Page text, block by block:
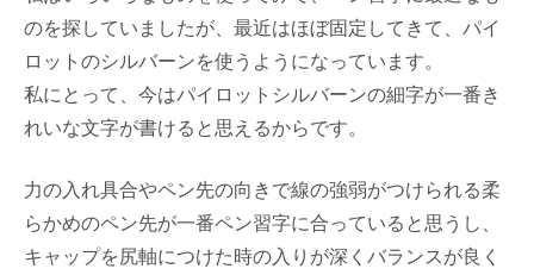
のを探していましたが、最近はほぼ固定してきて、パイ
ロットのシルバーンを使うようになっています。
私にとって、今はパイロットシルバーンの細字が一番き
れいな文字が書けると思えるからです。
力の入れ具合やペン先の向きで線の強弱がつけられる柔
らかめのペン先が一番ペン習字に合っていると思うし、
キャップを尻軸につけた時の入りが深くバランスが良く